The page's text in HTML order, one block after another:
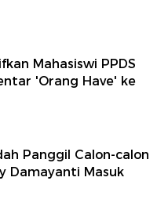
Mahasiswi PPDS
'Orang Have' ke
Panggil Calon-calon
Damayanti Masuk